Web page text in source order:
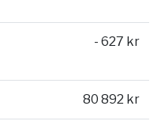
- 627 kr
80 892 kr